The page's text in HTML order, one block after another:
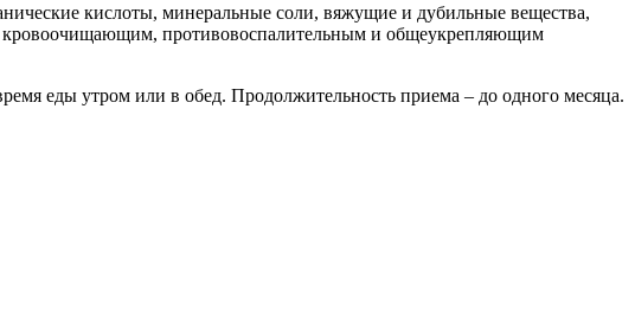
кислоты, минеральные соли, вяжущие и дубильные вещества,
кровоочищающим, противовоспалительным и общеукрепляющим
еды утром или в обед. Продолжительность приема – до одного месяца.